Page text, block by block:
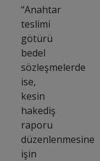
“Anahtar
teslimi
götürü
bedel
sözleşmelerde
ise,
kesin
hakediş
raporu
düzenlenmesine
işin